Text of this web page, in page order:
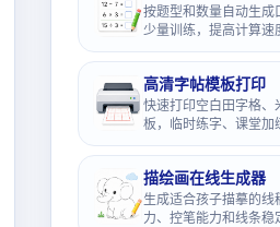
按题型和数量自动生成
少量训练，提高计算速
高清字帖模板打印
快速打印空白田字格、
板，临时练字、课堂加
描绘画在线生成器
生成适合孩子描摹的
力、控笔能力和线条稳